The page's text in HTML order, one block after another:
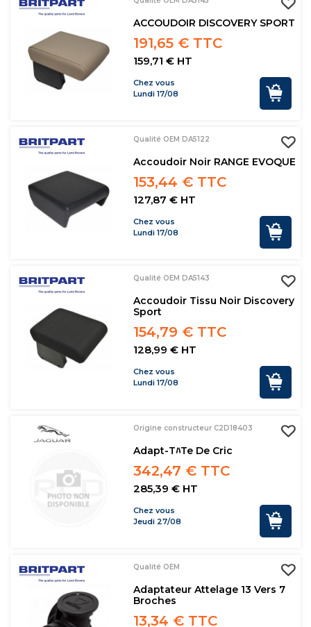
ACCOUDOIR DISCOVERY SPORT
191,65 € TTC
159,71 € HT
Chez vous
Lundi 17/08
Qualité OEM DA5122
Accoudoir Noir RANGE EVOQUE
153,44 € TTC
127,87 € HT
Chez vous
Lundi 17/08
Qualité OEM DA5143
Accoudoir Tissu Noir Discovery
Sport
154,79 € TTC
128,99 € HT
Chez vous
Lundi 17/08
Origine constructeur C2D18403
Adapt-Tﾊte De Cric
342,47 € TTC
285,39 € HT
Chez vous
Jeudi 27/08
Qualité OEM
Adaptateur Attelage 13 Vers 7
Broches
13,34 € TTC